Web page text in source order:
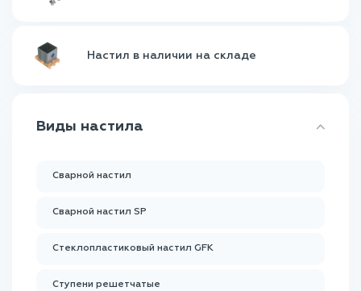
Настил в наличии на складе
Виды настила
Сварной настил
Сварной настил SP
Стеклопластиковый настил GFK
Ступени решетчатые